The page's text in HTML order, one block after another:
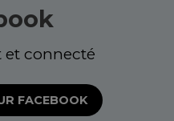
et connecté
FACEBOOK